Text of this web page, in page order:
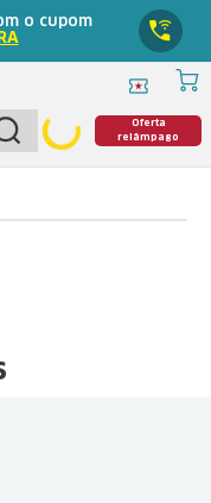
o cupom
Oferta
relâmpago